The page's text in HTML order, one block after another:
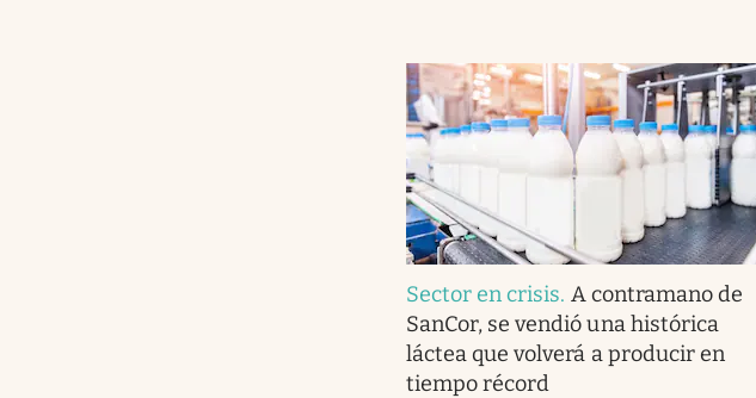
Sector en crisis. A contramano de
SanCor, se vendió una histórica
láctea que volverá a producir en
tiempo récord